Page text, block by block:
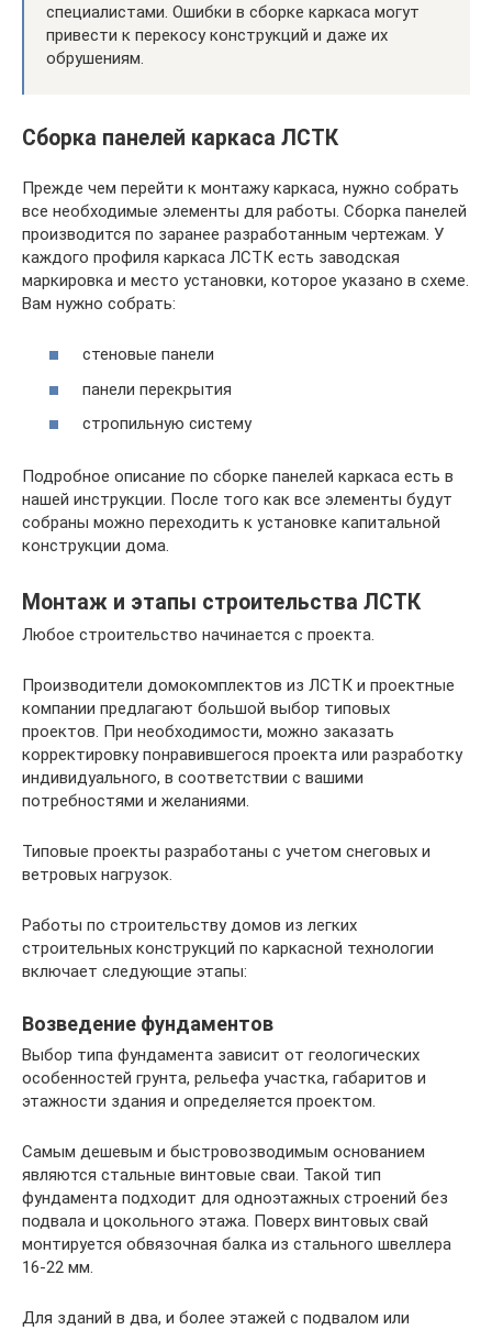
специалистами. Ошибки в сборке каркаса могут
привести к перекосу конструкций и даже их
обрушениям.
Сборка панелей каркаса ЛСТК
Прежде чем перейти к монтажу каркаса, нужно собрать
все необходимые элементы для работы. Сборка панелей
производится по заранее разработанным чертежам. У
каждого профиля каркаса ЛСТК есть заводская
маркировка и место установки, которое указано в схеме.
Вам нужно собрать:
стеновые панели
панели перекрытия
стропильную систему
Подробное описание по сборке панелей каркаса есть в
нашей инструкции. После того как все элементы будут
собраны можно переходить к установке капитальной
конструкции дома.
Монтаж и этапы строительства ЛСТК
Любое строительство начинается с проекта.
Производители домокомплектов из ЛСТК и проектные
компании предлагают большой выбор типовых
проектов. При необходимости, можно заказать
корректировку понравившегося проекта или разработку
индивидуального, в соответствии с вашими
потребностями и желаниями.
Типовые проекты разработаны с учетом снеговых и
ветровых нагрузок.
Работы по строительству домов из легких
строительных конструкций по каркасной технологии
включает следующие этапы:
Возведение фундаментов
Выбор типа фундамента зависит от геологических
особенностей грунта, рельефа участка, габаритов и
этажности здания и определяется проектом.
Самым дешевым и быстровозводимым основанием
являются стальные винтовые сваи. Такой тип
фундамента подходит для одноэтажных строений без
подвала и цокольного этажа. Поверх винтовых свай
монтируется обвязочная балка из стального швеллера
16-22 мм.
Для зданий в два, и более этажей с подвалом или